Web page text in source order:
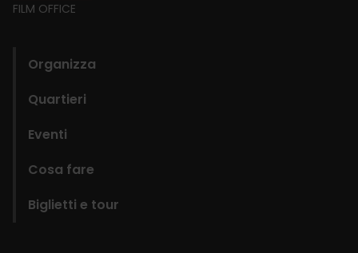
FILM OFFICE
Organizza
Quartieri
Eventi
Cosa fare
Biglietti e tour